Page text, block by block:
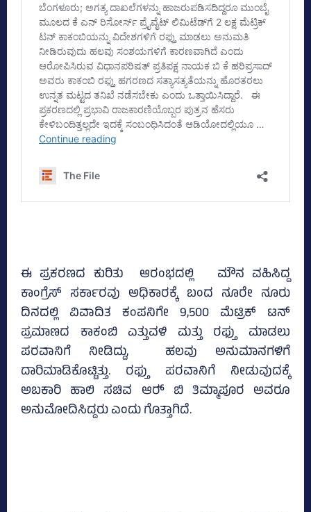
ಈ ಪ್ರಕರಣದ ಕುರಿತು ಆರಂಭದಲ್ಲಿ ಮೌನ ವಹಿಸಿದ್ದ
ಕಾಂಗ್ರೆಸ್‌ ಸರ್ಕಾರವು ಅಧಿಕಾರಕ್ಕೆ ಬಂದ ನೂರೇ ನೂರು
ದಿನದಲ್ಲಿ ವಿವಾದಿತ ಕಂಪನಿಗೇ 9,500 ಮೆಟ್ರಿಕ್‌ ಟನ್‌
ಪ್ರಮಾಣದ ಕಾಕಂಬಿ ಎತ್ತುವಳಿ ಮತ್ತು ರಫ್ತು ಮಾಡಲು
ಪರವಾನಿಗೆ ನೀಡಿದ್ದು, ಹಲವು ಅನುಮಾನಗಳಿಗೆ
ದಾರಿಮಾಡಿಕೊಟ್ಟಿತ್ತು. ರಫ್ತು ಪರವಾನಿಗೆ ನೀಡುವುದಕ್ಕೆ
ಅಬಕಾರಿ ಹಾಲಿ ಸಚಿವ ಆರ್‍‌ ಬಿ ತಿಮ್ಮಾಪೂರ ಅವರೂ
ಅನುಮೋದಿಸಿದ್ದರು ಎಂದು ಗೊತ್ತಾಗಿದೆ.